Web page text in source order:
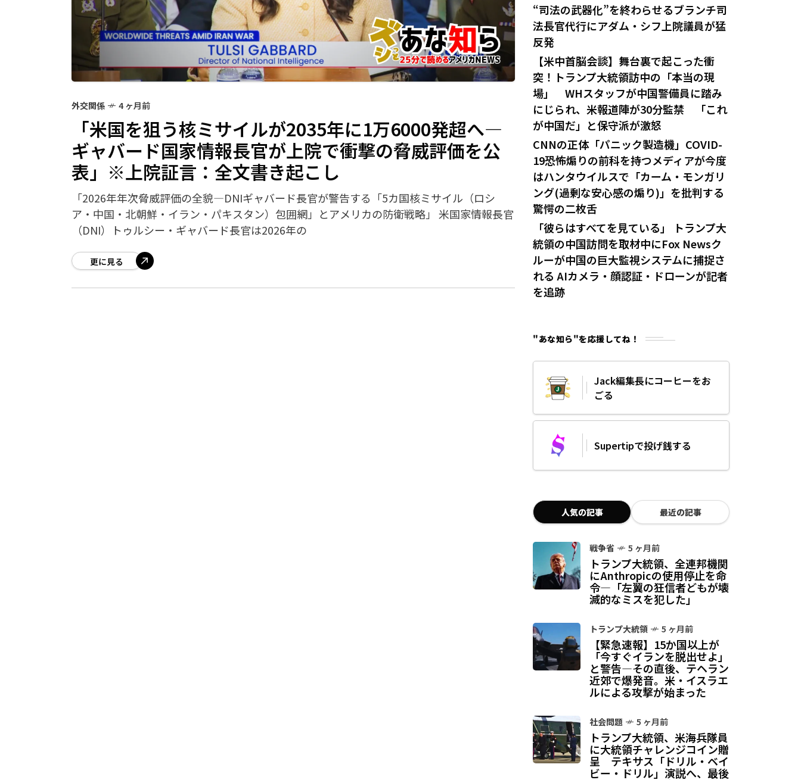
外交関係 4 ヶ月前
「米国を狙う核ミサイルが2035年に1万6000発超へ—
ギャバード国家情報長官が上院で衝撃の脅威評価を公
表」※上院証言：全文書き起こし
「2026年年次脅威評価の全貌—DNIギャバード長官が警告する「5カ国核ミサイル（ロシ
ア・中国・北朝鮮・イラン・パキスタン）包囲網」とアメリカの防衛戦略」 米国家情報長官
（DNI）トゥルシー・ギャバード長官は2026年の
更に見る
“司法の武器化”を終わらせるブランチ司
法長官代行にアダム・シフ上院議員が猛
反発
【米中首脳会談】舞台裏で起こった衝
突！トランプ大統領訪中の「本当の現
場」 WHスタッフが中国警備員に踏み
にじられ、米報道陣が30分監禁 「これ
が中国だ」と保守派が激怒
CNNの正体「パニック製造機」COVID-
19恐怖煽りの前科を持つメディアが今度
はハンタウイルスで「カーム・モンガリ
ング(過剰な安心感の煽り)」を批判する
驚愕の二枚舌
「彼らはすべてを見ている」 トランプ大
統領の中国訪問を取材中にFox Newsク
ルーが中国の巨大監視システムに捕捉さ
れる AIカメラ・顔認証・ドローンが記者
を追跡
"あな知ら"を応援してね！
Jack編集長にコーヒーをお
ごる
Supertipで投げ銭する
人気の記事 最近の記事
戦争省 5 ヶ月前
トランプ大統領、全連邦機関
にAnthropicの使用停止を命
令—「左翼の狂信者どもが壊
滅的なミスを犯した」
トランプ大統領 5 ヶ月前
【緊急速報】15か国以上が
「今すぐイランを脱出せよ」
と警告—その直後、テヘラン
近郊で爆発音。米・イスラエ
ルによる攻撃が始まった
社会問題 5 ヶ月前
トランプ大統領、米海兵隊員
に大統領チャレンジコイン贈
呈 テキサス「ドリル・ベイ
ビー・ドリル」演説へ、最後